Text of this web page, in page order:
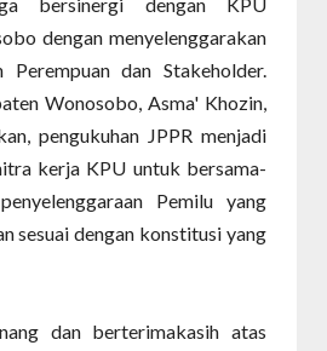
dengan menyelenggarakan
Perempuan dan Stakeholder.
Wonosobo, Asma' Khozin,
pengukuhan JPPR menjadi
kerja KPU untuk bersama-
Pemilu yang
sesuai dengan konstitusi yang
dan berterimakasih atas